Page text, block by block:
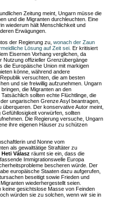
Zeitung meint, Ungarn müsse die
und die Migranten durchleuchten. Eine
wiederum hält Menschlichkeit und
Erwägungen.
der Regierung zu, wonach der Zaun
Lösung auf Zeit sei. Er kritisiert
Eisernen Vorhang verglichen, da
Nutzung offizieller Grenzübergänge
die Europäische Union mit markigen
könne, während andere
versuchten, die am besten
und sie freiwillig aufzunehmen. Ungarn
die Migranten an den
sollten echte Flüchtlinge, die
ungarischen Grenze Asyl beantragen,
Der konservative Autor meint,
vorwürfen, sollten
Die Regierung versuche, Ungarn
ihre eigenen Häuser zu schützen
und Nonne vom
als gewalttätige Straftäter zu
Heti Válasz räumt sie ein, dass die
Immigrationswelle Europa
bescheren würde. Der
europäische Staaten dazu aufgerufen,
beseitigt sowie Frieden und
wiederhergestellt seien.
keine gesichtslose Masse von Feinden
würden sie zu solchen, wenn wir sie in